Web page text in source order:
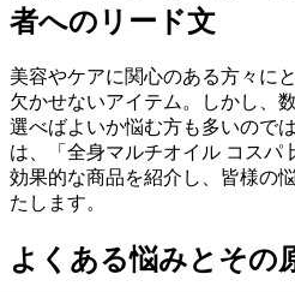
者へのリード文
美容やケアに関心のある方々に
欠かせないアイテム。しかし、
選べばよいか悩む方も多いので
は、「全身マルチオイル コスパ
効果的な商品を紹介し、皆様の
たします。
よくある悩みとその